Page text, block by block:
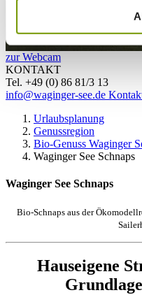
zur Webcam
KONTAKT
Tel. +49 (0) 86 81/3 13
info@waginger-see.de
Urlaubsplanung
Genussregion
Bio-Genuss Waginger
Waginger See Schnaps
Waginger See Schnaps
Bio-Schnaps aus der
Hauseigene